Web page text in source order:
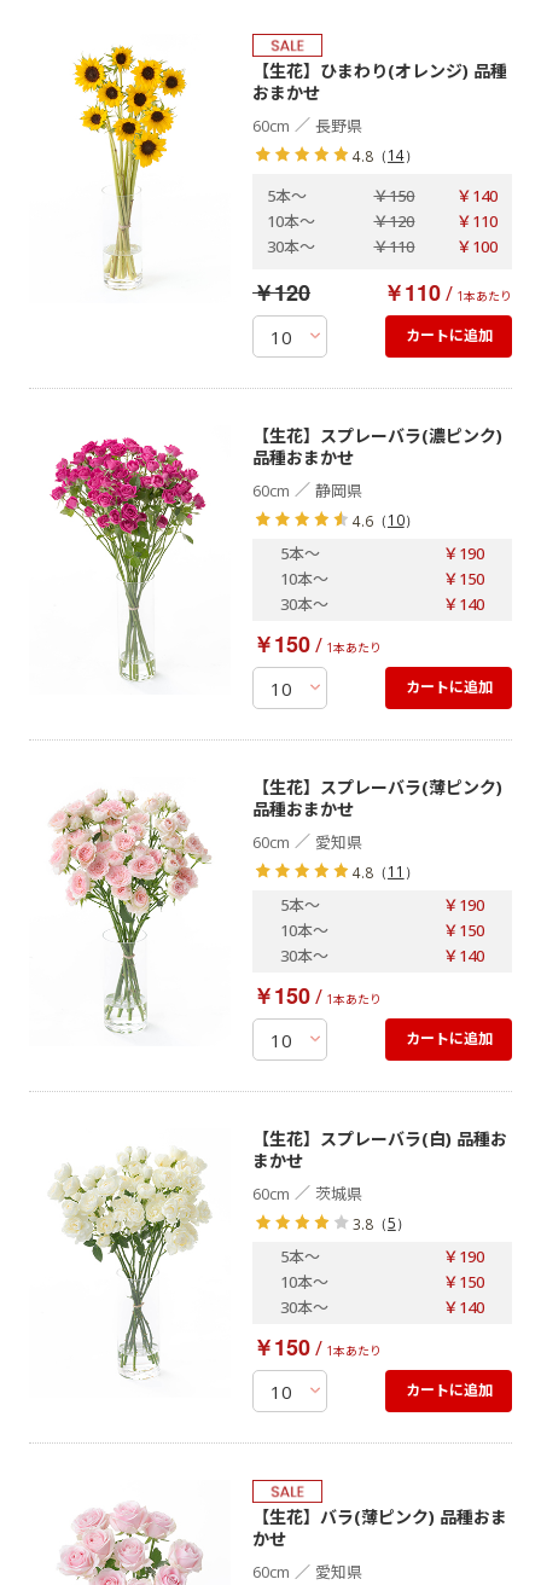
【生花】ひまわり(オレンジ) 品種
おまかせ
60cm ／ 長野県
4.8 （14）
5本～ ￥150
￥140
10本～ ￥120
￥110
30本～ ￥110 ￥100
￥120 ￥110/ 1本あたり
カートに追加
【生花】スプレーバラ(濃ピンク)
品種おまかせ
60cm ／ 静岡県
4.6 （10）
5本～
￥190
10本～
￥150
30本～ ￥140
￥150/ 1本あたり
カートに追加
【生花】スプレーバラ(薄ピンク)
品種おまかせ
60cm ／ 愛知県
4.8 （11 ）
5本～
￥190
10本～
￥150
30本～ ￥140
￥150/ 1本あたり
カートに追加
【生花】スプレーバラ(白) 品種お
まかせ
60cm ／ 茨城県
3.8 （5）
5本～
￥190
10本～
￥150
30本～ ￥140
￥150/ 1本あたり
カートに追加
【生花】バラ(薄ピンク) 品種おま
かせ
60cm ／ 愛知県